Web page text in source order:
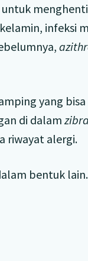
infeksi
yang
di dalam
riwayat alergi.
bentuk